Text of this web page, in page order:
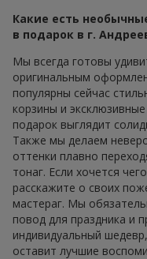
Какие есть
в подарок в г.
Мы всегда готовы
оригинальным
популярны сейчас
корзины и
подарок выглядит
Также мы делаем
оттенки плавно
тонаг. Если хочется
расскажите о своих
мастераг. Мы
повод для праздника и
индивидуальный
оставит лучшие